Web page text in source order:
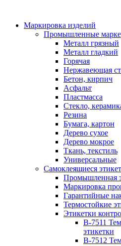
Маркировка изделий
Промышленные
Металл грязный
Металл гладкий
Горячая
Нержавеющая
Бетон, кирпич
Асфальт
Пластмасса
Стекло,
Резина
Бумага, картон
Дерево сухое
Дерево мокрое
Ткань, текстиль
Универсальные
Самоклеящиеся
Промышленная
Маркировка
Гарантийные
Термостойкие
Этикетки
B-7511
этикетки
B-7512